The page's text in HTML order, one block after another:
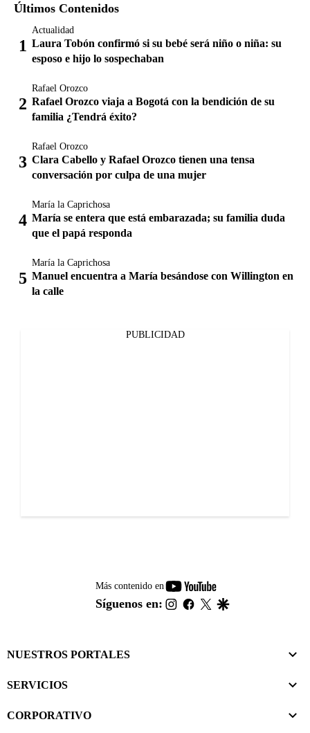
Últimos Contenidos
Actualidad
Laura Tobón confirmó si su bebé será niño o niña: su
esposo e hijo lo sospechaban
Rafael Orozco
Rafael Orozco viaja a Bogotá con la bendición de su
familia ¿Tendrá éxito?
Rafael Orozco
Clara Cabello y Rafael Orozco tienen una tensa
conversación por culpa de una mujer
María la Caprichosa
María se entera que está embarazada; su familia duda
que el papá responda
María la Caprichosa
Manuel encuentra a María besándose con Willington en
la calle
PUBLICIDAD
Más contenido en
youtube-
footer
Síguenos en: instagram
facebook
twitter
NUESTROS PORTALES
SERVICIOS
CORPORATIVO